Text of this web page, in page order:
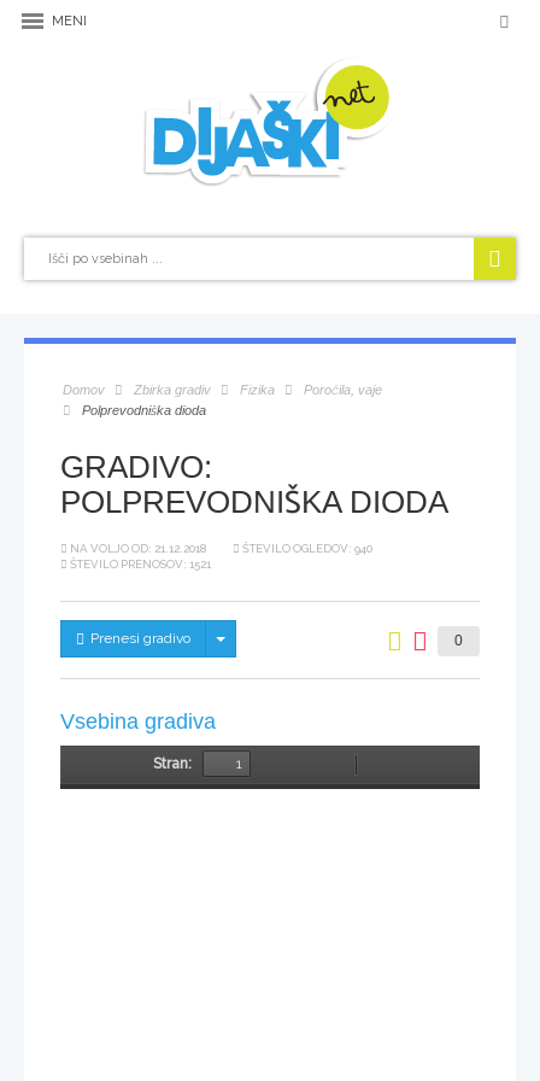
MENI
Domov Zbirka gradiv Fizika
Poročila, vaje
Polprevodniška dioda
GRADIVO:POLPREVODNIŠKA
DIODA
NA VOLJO OD: 21.12.2018
ŠTEVILO OGLEDOV: 940
ŠTEVILO PRENOSOV: 1521
Prenesi gradivo Skrij/prikaži meni 0
Vsebina gradiva
Stran:
Zoom